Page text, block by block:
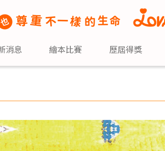
消息 繪本比賽 歷屆得獎